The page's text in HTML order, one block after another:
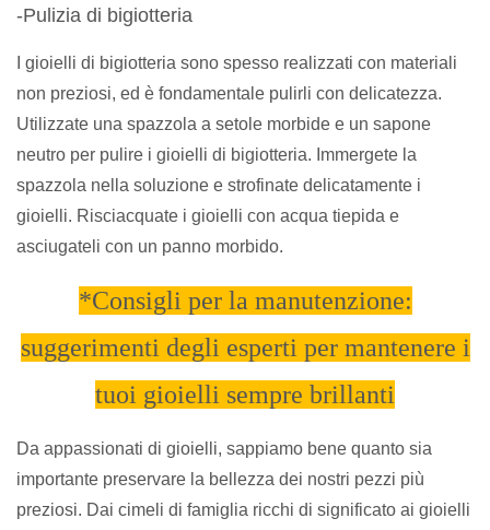
-Pulizia di bigiotteria
I gioielli di bigiotteria sono spesso realizzati con materiali
non preziosi, ed è fondamentale pulirli con delicatezza.
Utilizzate una spazzola a setole morbide e un sapone
neutro per pulire i gioielli di bigiotteria. Immergete la
spazzola nella soluzione e strofinate delicatamente i
gioielli. Risciacquate i gioielli con acqua tiepida e
asciugateli con un panno morbido.
*Consigli per la manutenzione:
suggerimenti degli esperti per mantenere i
tuoi gioielli sempre brillanti
Da appassionati di gioielli, sappiamo bene quanto sia
importante preservare la bellezza dei nostri pezzi più
preziosi. Dai cimeli di famiglia ricchi di significato ai gioielli